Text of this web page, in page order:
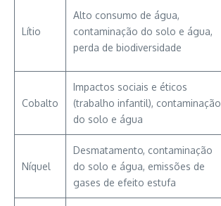
Lítio
Alto consumo de água,
contaminação do solo e água,
perda de biodiversidade
Cobalto
Impactos sociais e éticos
(trabalho infantil), contaminação
do solo e água
Níquel
Desmatamento, contaminação
do solo e água, emissões de
gases de efeito estufa